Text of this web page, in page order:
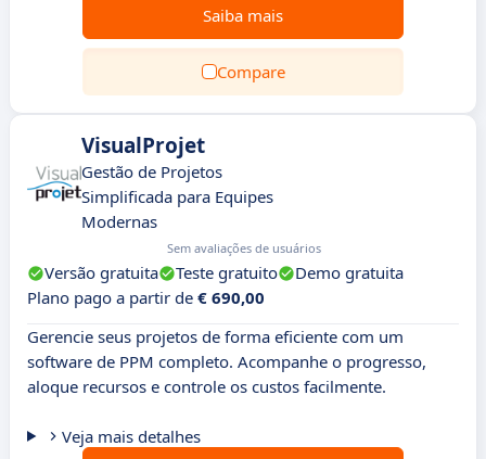
Saiba mais
Compare
VisualProjet
Gestão de Projetos
Simplificada para Equipes
Modernas
Sem avaliações de usuários
Versão gratuita Teste gratuito
Demo gratuita
Plano pago a partir de € 690,00
Gerencie seus projetos de forma eficiente com um
software de PPM completo. Acompanhe o progresso,
aloque recursos e controle os custos facilmente.
Veja mais detalhes